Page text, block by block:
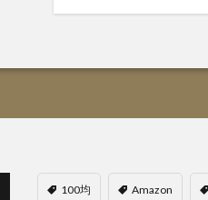
100均 Amazon